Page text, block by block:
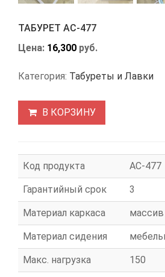
ТАБУРЕТ АС-477
Цена: 16,300 руб.
Категория: Табуреты и Лавки
В КОРЗИНУ
Код продукта АС-477
Гарантийный срок 3
Материал каркаса массив
Материал сидения
Макс. нагрузка 150